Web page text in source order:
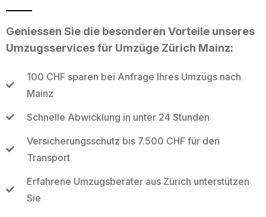
Geniessen Sie die besonderen Vorteile unseres
Umzugsservices für Umzüge Zürich Mainz:
100 CHF sparen bei Anfrage Ihres Umzugs nach
Mainz
Schnelle Abwicklung in unter 24 Stunden
Versicherungsschutz bis 7.500 CHF für den
Transport
Erfahrene Umzugsberater aus Zürich unterstützen
Sie